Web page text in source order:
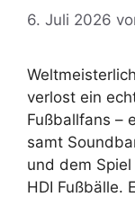
6. Juli 2026
verlost ein
Fußballfans –
samt
und dem Spiel
HDI Fußbälle.